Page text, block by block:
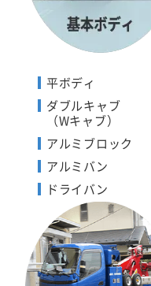
平ボディ
ダブルキャブ
（Wキャブ）
アルミブロック
アルミバン
ドライバン